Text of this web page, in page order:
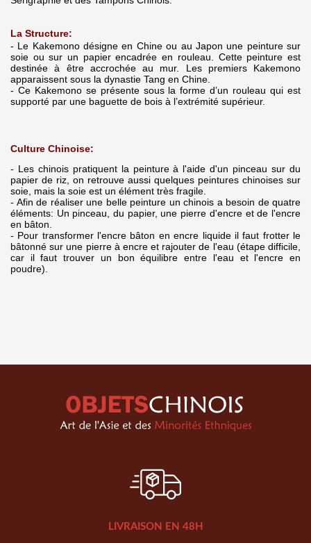
La Structure:
- Le Kakemono désigne en Chine ou au Japon une peinture sur
soie ou sur un papier encadrée en rouleau. Cette peinture est
destinée à être accrochée au mur. Les premiers Kakemono
apparaissent sous la dynastie Tang en Chine.
- Ce Kakemono se présente sous la forme d’un rouleau qui est
supporté par une baguette de bois à l’extrémité supérieur.
Culture Chinoise:
- Les chinois pratiquent la peinture à l'aide d'un pinceau sur du
papier de riz, on retrouve aussi quelques peintures chinoises sur
soie, mais la soie est un élément très fragile.
- Afin de réaliser une belle peinture un chinois a besoin de quatre
éléments: Un pinceau, du papier, une pierre d'encre et de l'encre
en bâton.
- Pour transformer l'encre bâton en encre liquide il faut frotter le
bâtonné sur une pierre à encre et rajouter de l'eau (étape difficile,
car il faut trouver un bon équilibre entre l'eau et l'encre en
poudre).
LIVRAISON EN 48H